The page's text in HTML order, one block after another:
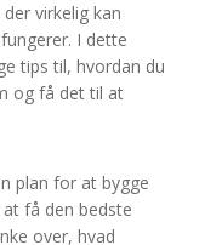
virkelig kan
I dette
tips til, hvordan du
og få det til at
plan for at bygge
få den bedste
over, hvad